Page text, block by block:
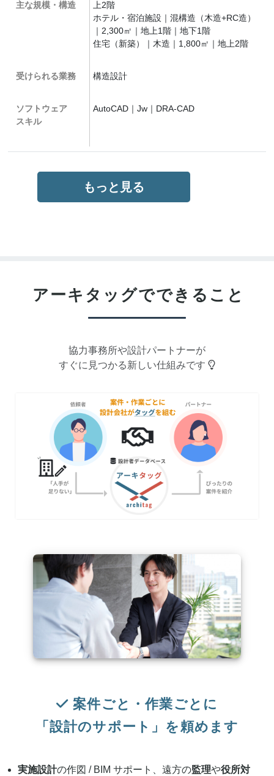
主な規模・構造
上2階
ホテル・宿泊施設｜混構造（木造+RC造）
｜2,300㎡｜地上1階｜地下1階
住宅（新築）｜木造｜1,800㎡｜地上2階
受けられる業務 構造設計
ソフトウェア
スキル
AutoCAD｜Jw｜DRA-CAD
もっと見る
アーキタッグでできること
協力事務所や設計パートナーが
すぐに見つかる新しい仕組みです
案件ごと・作業ごとに
「設計のサポート」を頼めます
実施設計の作図 / BIM サポート、遠方の監理や役所対